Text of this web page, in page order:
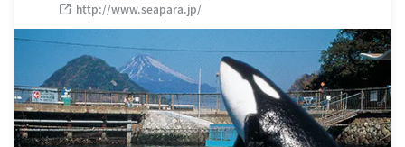
http://www.seapara.jp/